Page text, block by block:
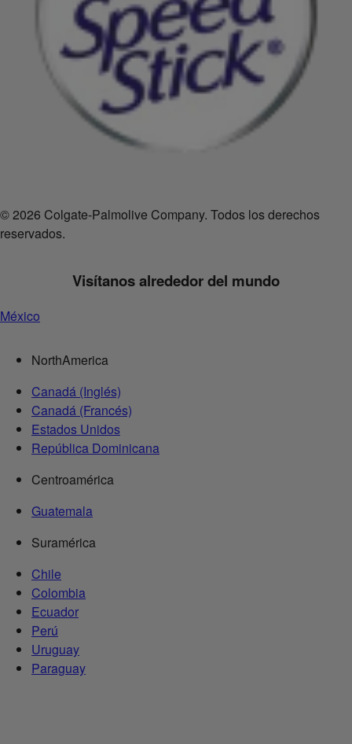
© 2026 Colgate-Palmolive Company. Todos los derechos
reservados.
Visítanos alrededor del mundo
México
NorthAmerica
Canadá (Inglés)
Canadá (Francés)
Estados Unidos
República Dominicana
Centroamérica
Guatemala
Suramérica
Chile
Colombia
Ecuador
Perú
Uruguay
Paraguay